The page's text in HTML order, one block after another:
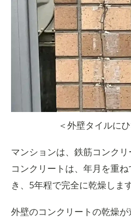
＜外壁タイルに
マンションは、鉄筋コンクリ
コンクリートは、年月を重
き、5年程で完全に乾燥します
外壁のコンクリートの乾燥